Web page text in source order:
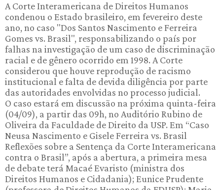
A Corte Interamericana de Direitos Humanos
condenou o Estado brasileiro, em fevereiro deste
ano, no caso "Dos Santos Nascimento e Ferreira
Gomes vs. Brasil", responsabilizando o país por
falhas na investigação de um caso de discriminação
racial e de gênero ocorrido em 1998. A Corte
considerou que houve reprodução de racismo
institucional e falta de devida diligência por parte
das autoridades envolvidas no processo judicial.
O caso estará em discussão na próxima quinta-feira
(04/09), a partir das 09h, no Auditório Rubino de
Oliveira da Faculdade de Direito da USP. Em “Caso
Neusa Nascimento e Gisele Ferreira vs. Brasil
Reflexões sobre a Sentença da Corte Interamericana
contra o Brasil”, após a abertura, a primeira mesa
de debate terá Macaé Evaristo (ministra dos
Direitos Humanos e Cidadania); Eunice Prudente